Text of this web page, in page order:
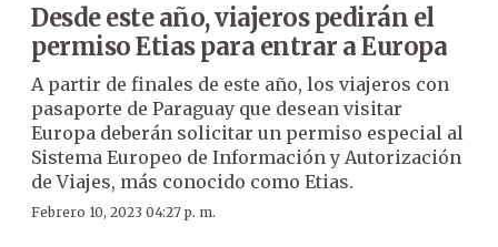
Desde este año, viajeros pedirán el
permiso Etias para entrar a Europa
A partir de finales de este año, los viajeros con
pasaporte de Paraguay que desean visitar
Europa deberán solicitar un permiso especial al
Sistema Europeo de Información y Autorización
de Viajes, más conocido como Etias.
Febrero 10, 2023 04:27 p. m.